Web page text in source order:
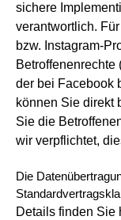
sichere
verantwortlich.
bzw. Instagram-
Betroffenenrechte
der bei Facebook
können Sie direkt
Sie die
wir verpflichtet,
Die
Details finden Sie